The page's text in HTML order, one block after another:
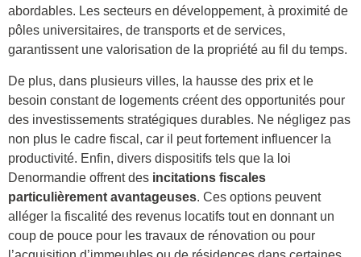
abordables. Les secteurs en développement, à proximité de
pôles universitaires, de transports et de services,
garantissent une valorisation de la propriété au fil du temps.
De plus, dans plusieurs villes, la hausse des prix et le
besoin constant de logements créent des opportunités pour
des investissements stratégiques durables. Ne négligez pas
non plus le cadre fiscal, car il peut fortement influencer la
productivité. Enfin, divers dispositifs tels que la loi
Denormandie offrent des incitations fiscales
particulièrement avantageuses. Ces options peuvent
alléger la fiscalité des revenus locatifs tout en donnant un
coup de pouce pour les travaux de rénovation ou pour